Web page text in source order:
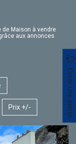
Maison à vendre
aux annonces
Créer une alerte
Prix +/-